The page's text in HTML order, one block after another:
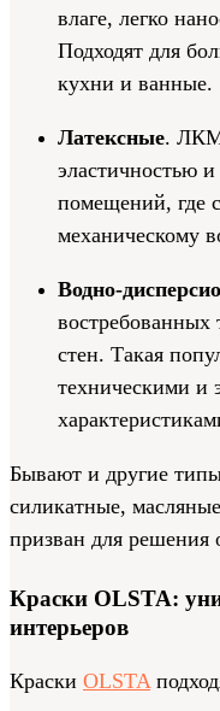
влаге, легко
Подходят для
кухни и ванные.
Латексные. ЛКМ
эластичностью
помещений, где
механическому
Водно-
востребованных
стен. Такая
техническими и
Бывают и другие
силикатные,
призван для решения
Краски OLSTA:
интерьеров
Краски OLSTA